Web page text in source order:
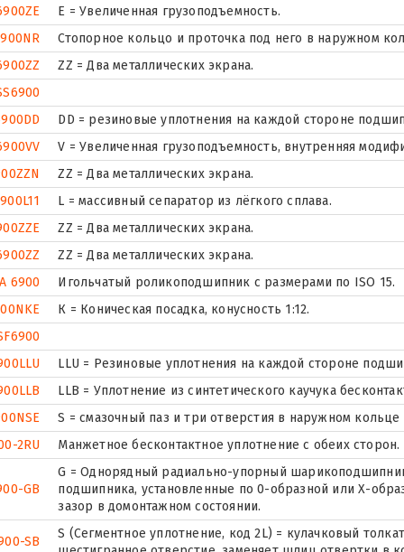
Е = Увеличенная грузоподъемность.
Стопорное кольцо и проточка под него в наружном
ZZ = Два металлических экрана.
DD = резиновые уплотнения на каждой стороне
V = Увеличенная грузоподъемность, внутренняя
ZZ = Два металлических экрана.
L = массивный сепаратор из лёгкого сплава.
ZZ = Два металлических экрана.
ZZ = Два металлических экрана.
6900
Игольчатый роликоподшипник с размерами по ISO 15.
К = Коническая посадка, конусность 1:12.
LLU = Резиновые уплотнения на каждой стороне
LLB = Уплотнение из синтетического каучука
S = смазочный паз и три отверстия в наружном
2RU
Манжетное бесконтактное уплотнение с обеих сторон.
GB
G = Однорядный радиально-упорный
подшипника, установленные по 0-образной или Х-
зазор в домонтажном состоянии.
SB
S (Сегментное уплотнение, код 2L) = кулачковый